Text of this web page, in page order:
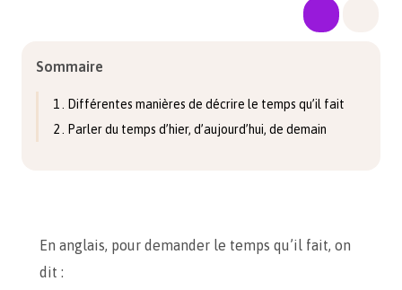
Sommaire
1 . Différentes manières de décrire le temps qu’il fait
2 . Parler du temps d’hier, d’aujourd’hui, de demain
En anglais, pour demander le temps qu’il fait, on
dit :